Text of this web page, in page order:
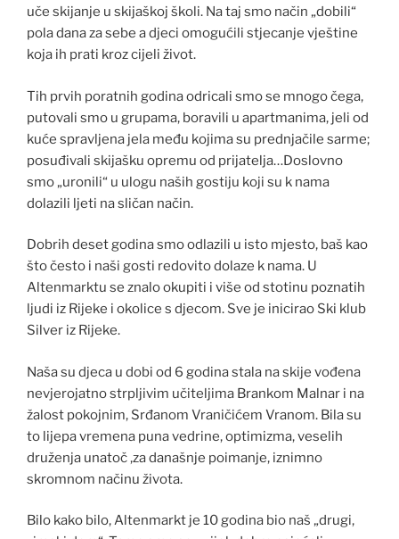
uče skijanje u skijaškoj školi. Na taj smo način „dobili“
pola dana za sebe a djeci omogućili stjecanje vještine
koja ih prati kroz cijeli život.
Tih prvih poratnih godina odricali smo se mnogo čega,
putovali smo u grupama, boravili u apartmanima, jeli od
kuće spravljena jela među kojima su prednjačile sarme;
posuđivali skijašku opremu od prijatelja…Doslovno
smo „uronili“ u ulogu naših gostiju koji su k nama
dolazili ljeti na sličan način.
Dobrih deset godina smo odlazili u isto mjesto, baš kao
što često i naši gosti redovito dolaze k nama. U
Altenmarktu se znalo okupiti i više od stotinu poznatih
ljudi iz Rijeke i okolice s djecom. Sve je inicirao Ski klub
Silver iz Rijeke.
Naša su djeca u dobi od 6 godina stala na skije vođena
nevjerojatno strpljivim učiteljima Brankom Malnar i na
žalost pokojnim, Srđanom Vraničićem Vranom. Bila su
to lijepa vremena puna vedrine, optimizma, veselih
druženja unatoč ,za današnje poimanje, iznimno
skromnom načinu života.
Bilo kako bilo, Altenmarkt je 10 godina bio naš „drugi,